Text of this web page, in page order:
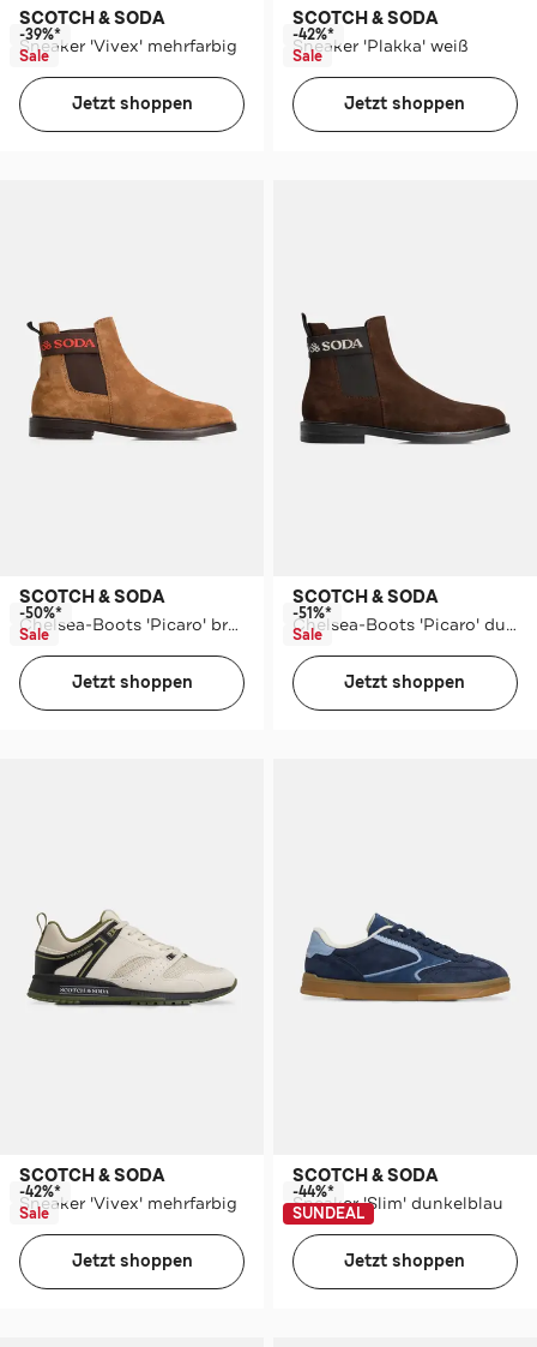
SCOTCH & SODA
Sneaker 'Vivex' mehrfarbig
-39%*
Sale
Jetzt shoppen
SCOTCH & SODA
Sneaker 'Plakka' weiß
-42%*
Sale
Jetzt shoppen
SCOTCH & SODA
Chelsea-Boots 'Picaro' braun
-50%*
Sale
Jetzt shoppen
SCOTCH & SODA
Chelsea-Boots 'Picaro' dunkelbraun
-51%*
Sale
Jetzt shoppen
SCOTCH & SODA
Sneaker 'Vivex' mehrfarbig
-42%*
Sale
Jetzt shoppen
SCOTCH & SODA
Sneaker 'Slim' dunkelblau
-44%*
SUNDEAL
Jetzt shoppen